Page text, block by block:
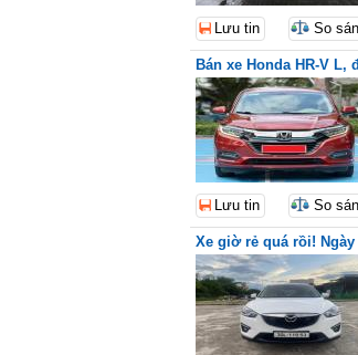
Lưu tin So
Bán xe Honda HR-V
Lưu tin So
Xe giờ rẻ quá rồi!